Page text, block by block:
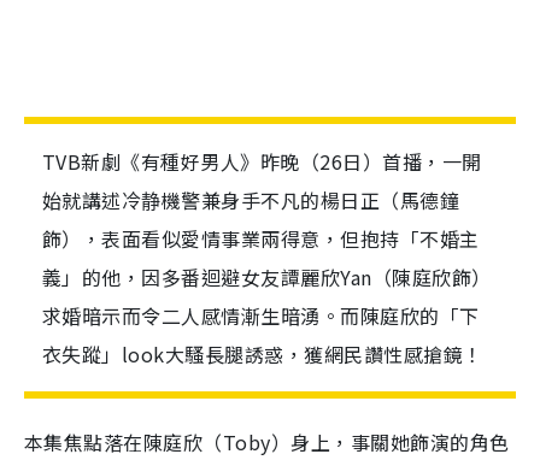
TVB新劇《有種好男人》昨晚（26日）首播，一開
始就講述冷静機警兼身手不凡的楊日正（馬德鐘
飾），表面看似愛情事業兩得意，但抱持「不婚主
義」的他，因多番迴避女友譚麗欣Yan（陳庭欣飾）
求婚暗示而令二人感情漸生暗湧。而陳庭欣的「下
衣失蹤」look大騷長腿誘惑，獲網民讚性感搶鏡！
本集焦點落在陳庭欣（Toby）身上，事關她飾演的角色